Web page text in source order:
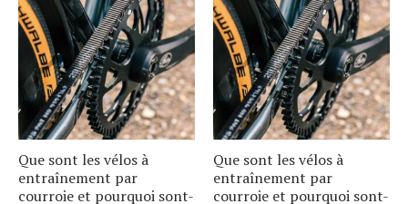
Que sont les vélos à
entraînement par
courroie et pourquoi sont-
Que sont les vélos à
entraînement par
courroie et pourquoi sont-